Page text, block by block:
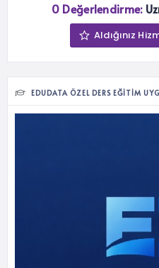
0 Değerlendirme:
Aldığınız
EDUDATA ÖZEL DERS EĞITIM